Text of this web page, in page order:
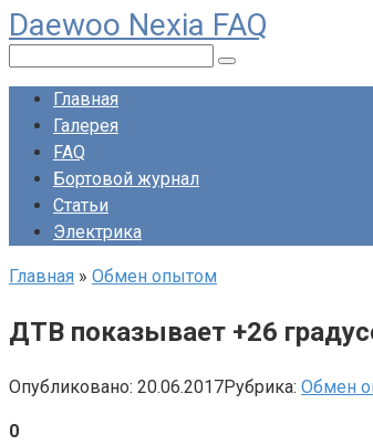
Перейти
к
контенту
Daewoo Nexia FAQ
Главная
Галерея
FAQ
Бортовой журнал
Статьи
Электрика
Главная » Обмен опытом
ДТВ показывает +26
Опубликовано: 20.06.2017Рубрика: Обмен
0